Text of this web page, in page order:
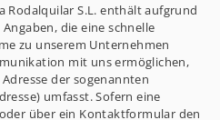
Rodalquilar S.L. enthält aufgrund
die eine schnelle
zu unserem Unternehmen
mit uns ermöglichen,
der sogenannten
umfasst. Sofern eine
über ein Kontaktformular den